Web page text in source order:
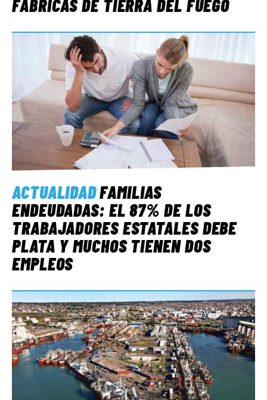
FÁBRICAS DE TIERRA DEL FUEGO
ACTUALIDADFAMILIAS
ENDEUDADAS: EL 87% DE LOS
TRABAJADORES ESTATALES DEBE
PLATA Y MUCHOS TIENEN DOS
EMPLEOS